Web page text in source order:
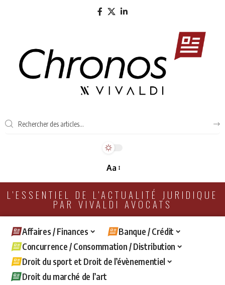
Aa
L'ESSENTIEL DE L'ACTUALITÉ JURIDIQUE
PAR VIVALDI AVOCATS
Affaires / Finances
Banque / Crédit
Concurrence / Consommation / Distribution
Droit du sport et Droit de l’évènementiel
Droit du marché de l’art